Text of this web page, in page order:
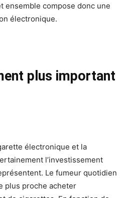
ensemble compose donc une
électronique.
plus important
électronique et la
l’investissement
Le fumeur quotidien
plus proche acheter